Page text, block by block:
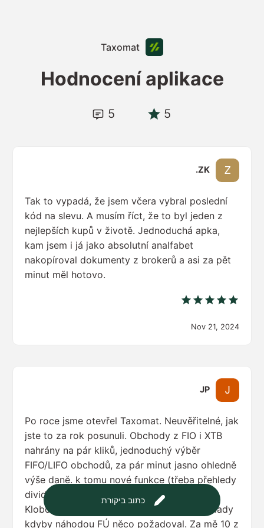
Taxomat
Hodnocení aplikace
5
5
כתוב ביקורת
ZK.
Tak to vypadá, že jsem včera vybral poslední
kód na slevu. A musím říct, že to byl jeden z
nejlepších kupů v životě. Jednoduchá apka,
kam jsem i já jako absolutní analfabet
nakopíroval dokumenty z brokerů a asi za pět
minut měl hotovo.
Nov 21, 2024
JP
Po roce jsme otevřel Taxomat. Neuvěřitelné, jak
jste to za rok posunuli. Obchody z FIO i XTB
nahrány na pár kliků, jednoduchý výběr
FIFO/LIFO obchodů, za pár minut jasno ohledně
výše daně. k tomu nové funkce (třeba přehledy
dividend .. krása) a fíčury jako heatmap.
Klobouk dolů! A hlavně klid a hotové podklady
kdyby náhodou FÚ něco požadoval. Za mě 10 z